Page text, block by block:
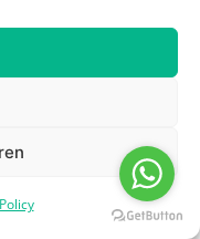
Wendy Venema